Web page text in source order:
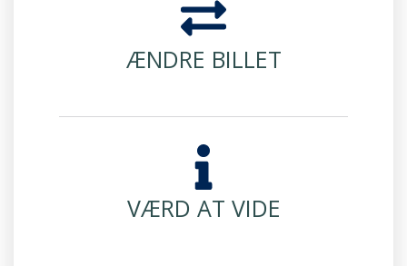
ÆNDRE BILLET
VÆRD AT VIDE